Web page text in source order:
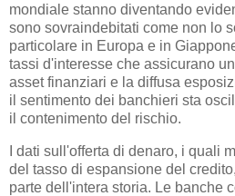
mondiale stanno diventando
sono sovraindebitati come non lo
particolare in Europa e in
tassi d'interesse che assicurano
asset finanziari e la diffusa
il sentimento dei banchieri sta
il contenimento del rischio.
I dati sull'offerta di denaro, i quali
del tasso di espansione del
parte dell'intera storia. Le banche